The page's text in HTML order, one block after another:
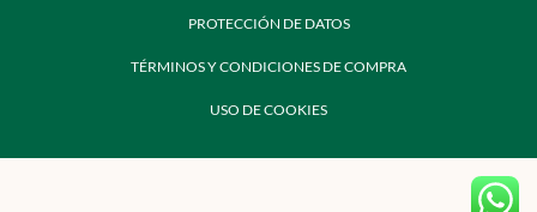
PROTECCIÓN DE DATOS
TÉRMINOS Y CONDICIONES DE COMPRA
USO DE COOKIES